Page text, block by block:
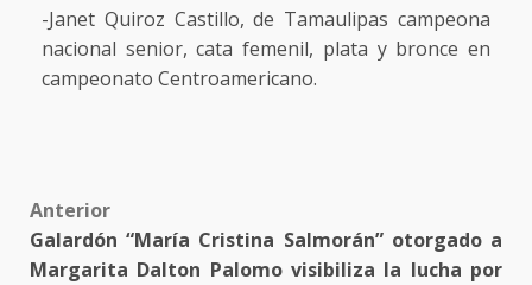
-Janet Quiroz Castillo, de Tamaulipas campeona
nacional senior, cata femenil, plata y bronce en
campeonato Centroamericano.
Post
navigation
Anterior
Galardón “María Cristina Salmorán” otorgado a
Margarita Dalton Palomo visibiliza la lucha por